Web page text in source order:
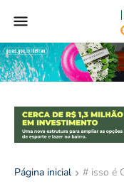
Página inicial # isso é